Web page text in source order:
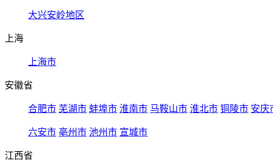
大兴安岭地区
上海
上海市
安徽省
合肥市 芜湖市 蚌埠市 淮南市 马鞍山市 淮北市 铜陵市 安庆
六安市 亳州市 池州市 宣城市
江西省